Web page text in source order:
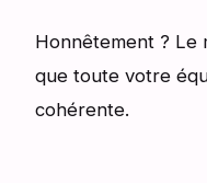
Honnêtement ? Le
que toute votre
cohérente.